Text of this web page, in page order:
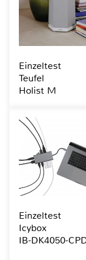
Einzeltest
Teufel
Holist M
Einzeltest
Icybox
IB-DK4050-